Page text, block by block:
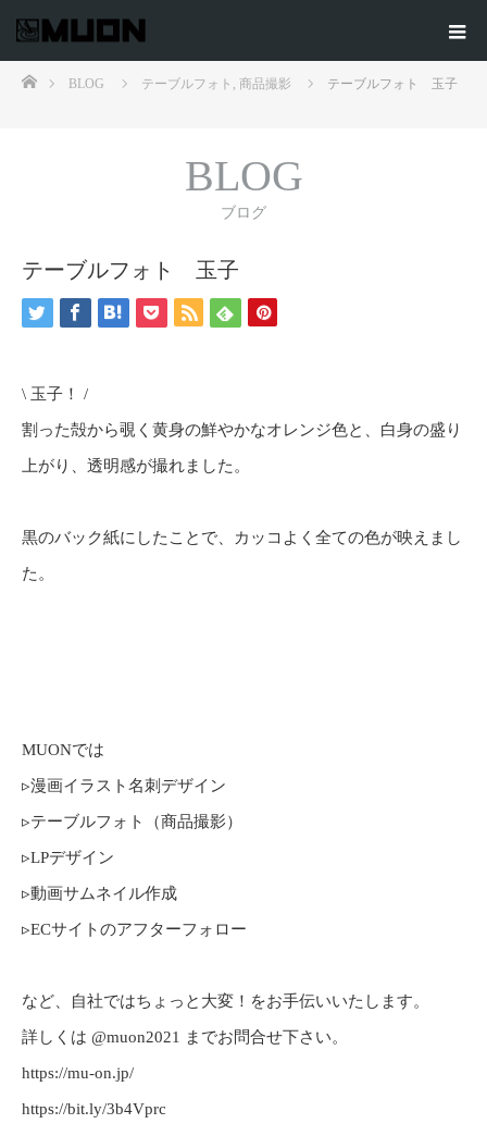
ホームBLOG テーブルフォト , 商品撮影 テーブルフォト 玉子
BLOG
ブログ
テーブルフォト 玉子
\ 玉子！ /
割った殻から覗く黄身の鮮やかなオレンジ色と、白身の盛り
上がり、透明感が撮れました。
黒のバック紙にしたことで、カッコよく全ての色が映えまし
た。
MUONでは
▹漫画イラスト名刺デザイン
▹テーブルフォト（商品撮影）
▹LPデザイン
▹動画サムネイル作成
▹ECサイトのアフターフォロー
など、自社ではちょっと大変！をお手伝いいたします。
詳しくは @muon2021 までお問合せ下さい。
https://mu-on.jp/
https://bit.ly/3b4Vprc